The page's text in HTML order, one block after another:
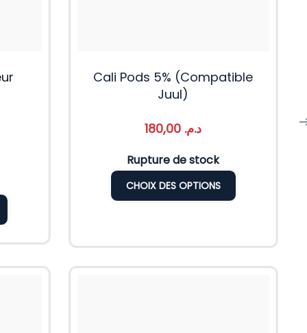
Cali Pods 5% (Compatible
Juul)
د.م.
Rupture de stock
CHOIX DES OPTIONS